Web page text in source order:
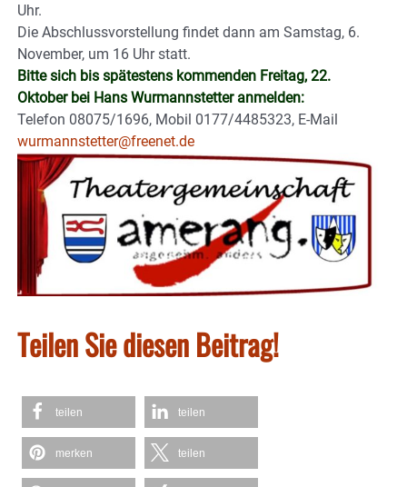
Uhr.
Die Abschlussvorstellung findet dann am Samstag, 6.
November, um 16 Uhr statt.
Bitte sich bis spätestens kommenden Freitag, 22.
Oktober bei Hans Wurmannstetter anmelden:
Telefon 08075/1696, Mobil 0177/4485323, E-Mail
wurmannstetter@freenet.de
Teilen Sie diesen Beitrag!
teilen teilen
merken teilen